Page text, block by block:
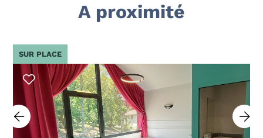
A proximité
SUR PLACE